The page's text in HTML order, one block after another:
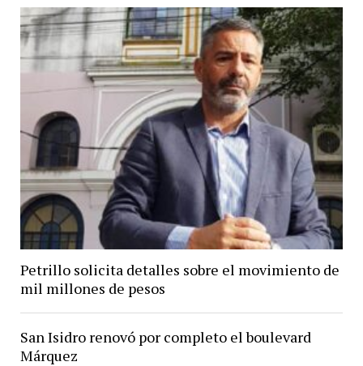
Petrillo solicita detalles sobre el movimiento de
mil millones de pesos
San Isidro renovó por completo el boulevard
Márquez